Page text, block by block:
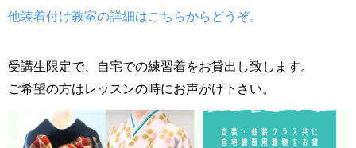
他装着付け教室の詳細はこちらからどうぞ。
受講生限定で、自宅での練習着をお貸出し致します。
ご希望の方はレッスンの時にお声がけ下さい。